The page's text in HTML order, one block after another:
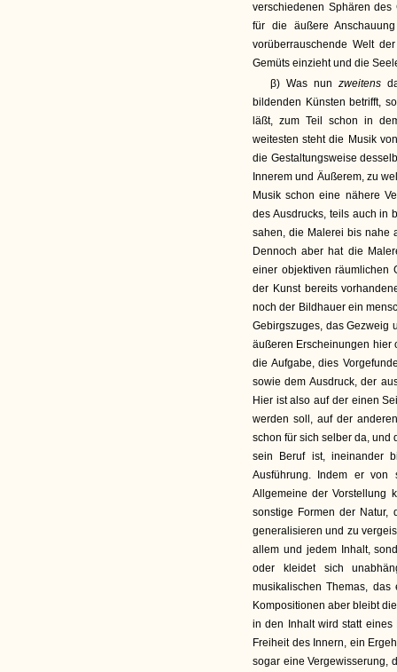
verschiedenen Sphären
für die äußere
vorüberrauschende Welt
Gemüts einzieht und die
β) Was nunzweitens
bildenden Künsten betrifft,
läßt, zum Teil schon in
weitesten steht die Musik
die Gestaltungsweise
Innerem und Äußerem, zu
Musik schon eine nähere
des Ausdrucks, teils auch in
sahen, die Malerei bis nahe
Dennoch aber hat die
einer objektiven räumlichen
der Kunst bereits
noch der Bildhauer ein
Gebirgszuges, das Gezweig
äußeren Erscheinungen hier
die Aufgabe, dies
sowie dem Ausdruck, der
Hier ist also auf der einen
werden soll, auf der
schon für sich selber da, und
sein Beruf ist, ineinander
Ausführung. Indem er von
Allgemeine der Vorstellung
sonstige Formen der
generalisieren und zu
allem und jedem Inhalt,
oder kleidet sich
musikalischen Themas,
Kompositionen aber bleibt
in den Inhalt wird statt
Freiheit des Innern, ein
sogar eine Vergewisserung,